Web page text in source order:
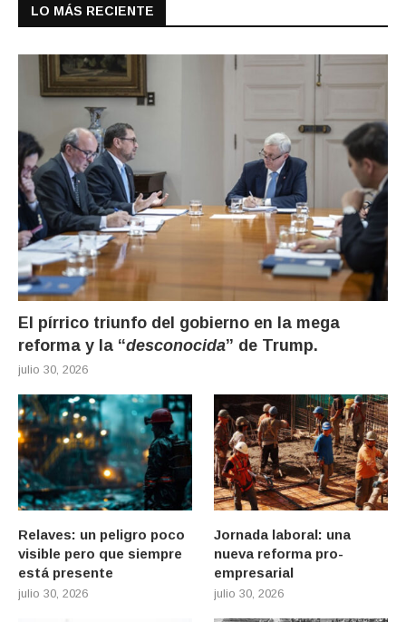
LO MÁS RECIENTE
El pírrico triunfo del gobierno en la mega
reforma y la “desconocida” de Trump.
julio 30, 2026
Relaves: un peligro poco
visible pero que siempre
está presente
julio 30, 2026
Jornada laboral: una
nueva reforma pro-
empresarial
julio 30, 2026